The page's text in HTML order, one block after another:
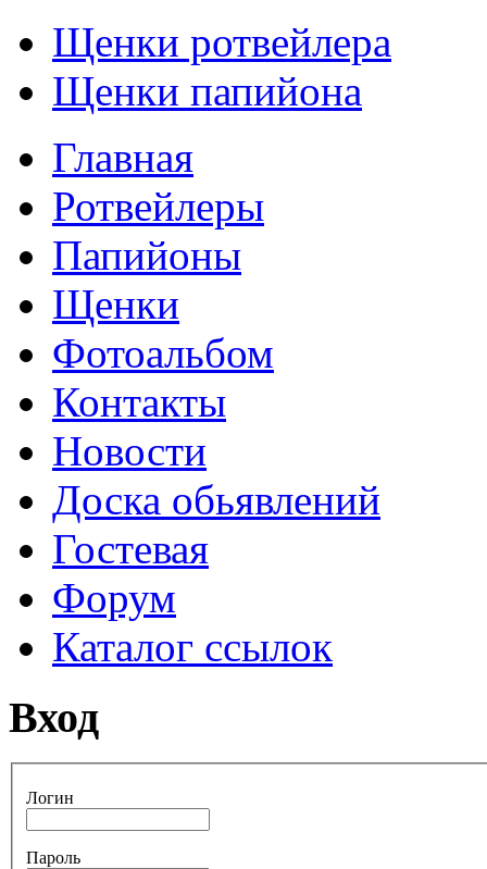
Щенки ротвейлера
Щенки папийона
Главная
Ротвейлеры
Папийоны
Щенки
Фотоальбом
Контакты
Новости
Доска обьявлений
Гостевая
Форум
Каталог ссылок
Вход
Логин
Пароль